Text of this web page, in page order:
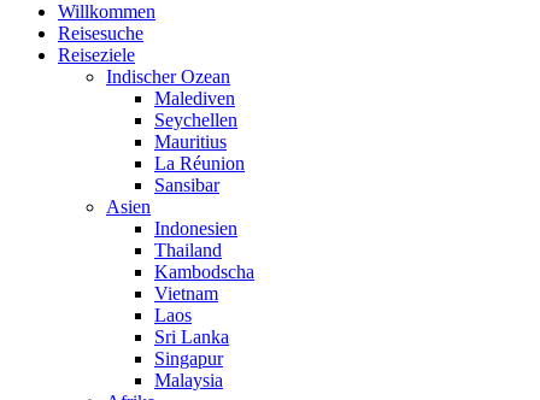
Willkommen
Reisesuche
Reiseziele
Indischer Ozean
Malediven
Seychellen
Mauritius
La Réunion
Sansibar
Asien
Indonesien
Thailand
Kambodscha
Vietnam
Laos
Sri Lanka
Singapur
Malaysia